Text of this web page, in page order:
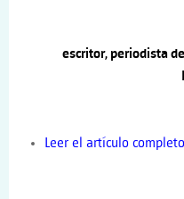
escritor, periodista
Leer el artículo